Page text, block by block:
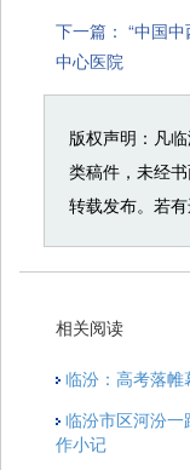
下一篇： “中国
中心医院
版权声明：凡
类稿件，未经
转载发布。若有
相关阅读
临汾：高考落帷
临汾市区河汾
作小记